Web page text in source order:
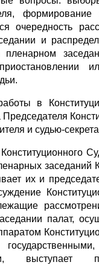
формирование
очеред­ность
и
в
Пред­седателя
и судью-
заседаний
их и
палат,
выступает